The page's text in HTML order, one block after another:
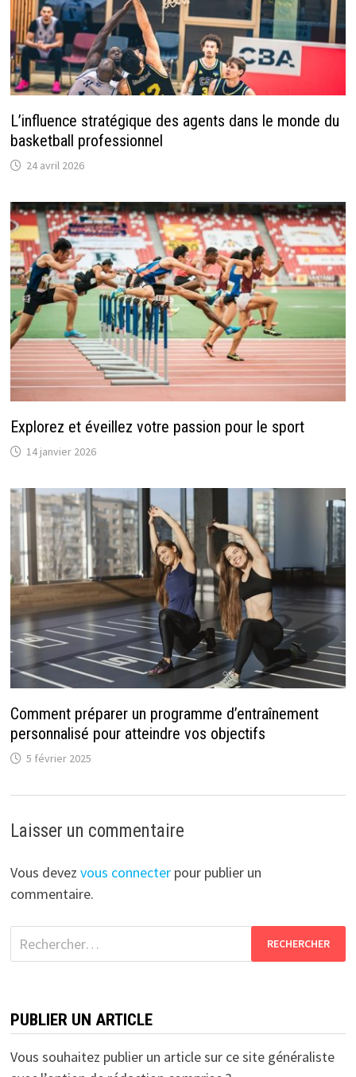
L’influence stratégique des agents dans le monde du
basketball professionnel
24 avril 2026
Explorez et éveillez votre passion pour le sport
14 janvier 2026
Comment préparer un programme d’entraînement
personnalisé pour atteindre vos objectifs
5 février 2025
Laisser un commentaire
Vous devez vous connecterpour publier un
commentaire.
Rechercher :
PUBLIER UN ARTICLE
Vous souhaitez publier un article sur ce site généraliste